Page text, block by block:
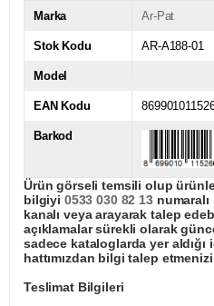
Marka Ar-Pat
Stok Kodu AR-A188-01
Model
EAN Kodu
Barkod
Ürün görseli temsili olup
bilgiyi 0533 030 82 13numaralı
kanalı veya arayarak talep
açıklamalar sürekli olarak
sadece kataloglarda yer
hattımızdan bilgi talep
Teslimat Bilgileri